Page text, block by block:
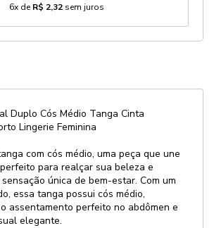
6x de R$ 2,32sem juros
Duplo Cós Médio Tanga Cinta
Lingerie Feminina
com cós médio, uma peça que une
para realçar sua beleza e
única de bem-estar. Com um
essa tanga possui cós médio,
assentamento perfeito no abdômen e
elegante.